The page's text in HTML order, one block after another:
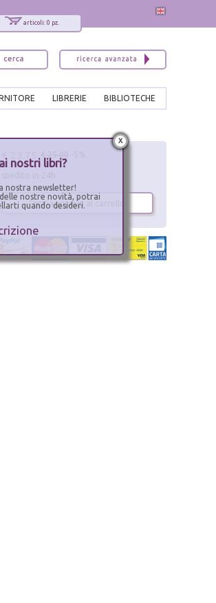
articoli: 0 pz.
BIBLIOTECHE
LIBRERIE
€ 23.75
aggiungi al carrello
x
nostri libri?
nostra newsletter!
nostre novità, potrai
quando desideri.